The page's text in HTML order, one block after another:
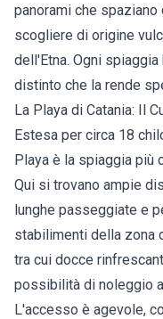
panorami che spaziano
scogliere di origine
dell'Etna. Ogni
distinto che la rende
La Playa di Catania: Il
Estesa per circa 18
Playa è la spiaggia più
Qui si trovano ampie
lunghe passeggiate e
stabilimenti della zona
tra cui docce
possibilità di noleggio
L'accesso è agevole,